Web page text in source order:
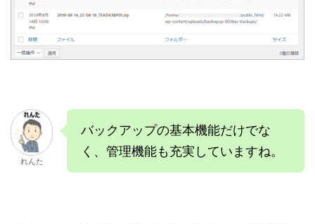
れんた
バックアップの基本機能だけでな
く、管理機能も充実していますね。